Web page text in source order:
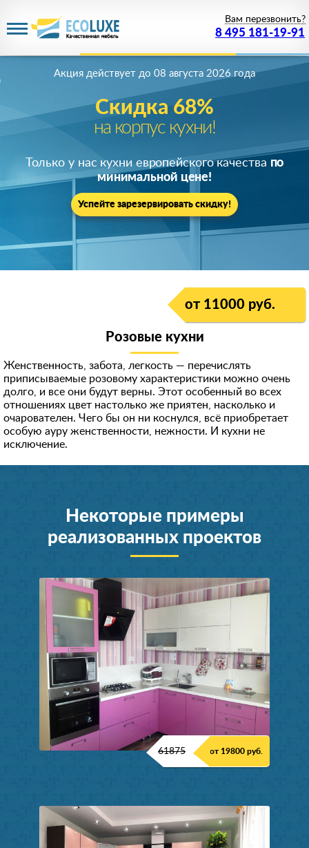
8 495 181-19-91
Вам перезвонить?
Скидка 68%
на корпус кухни!
Акция действует до 08 августа 2026 года
Только у нас кухни европейского качества по
минимальной цене!
Успейте зарезервировать скидку!
от 11000 руб.
Розовые кухни
Женственность, забота, легкость — перечислять
приписываемые розовому характеристики можно очень
долго, и все они будут верны. Этот особенный во всех
отношениях цвет настолько же приятен, насколько и
очарователен. Чего бы он ни коснулся, всё приобретает
особую ауру женственности, нежности. И кухни не
исключение.
Некоторые примеры
реализованных проектов
61875 от 19800 руб.